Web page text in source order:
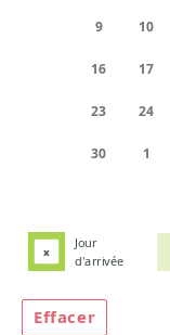
9 10
16 17
23 24
30 1
x
Jour
d'arrivée
Effacer